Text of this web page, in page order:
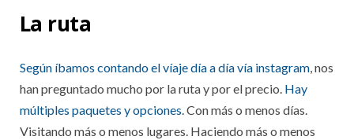
La ruta
Según íbamos contando el víaje día a día vía instagram, nos
han preguntado mucho por la ruta y por el precio. Hay
múltiples paquetes y opciones. Con más o menos días.
Visitando más o menos lugares. Haciendo más o menos